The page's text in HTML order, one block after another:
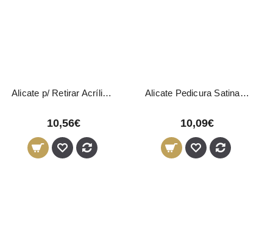
Alicate p/ Retirar Acrílico Thuya
10,56€
Alicate Pedicura Satinado 12 cm 03017 Pollié
10,09€